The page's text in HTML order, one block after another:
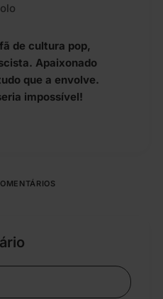
de cultura pop,
Apaixonado
que a envolve.
impossível!